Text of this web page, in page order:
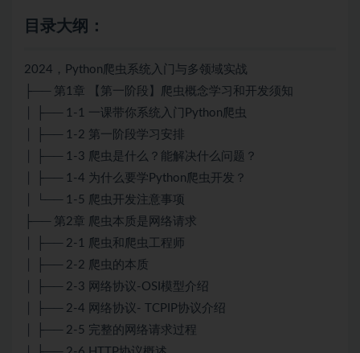
目录大纲：
2024，Python爬虫系统入门与多领域实战
├── 第1章 【第一阶段】爬虫概念学习和开发须知
│ ├── 1-1 一课带你系统入门Python爬虫
│ ├── 1-2 第一阶段学习安排
│ ├── 1-3 爬虫是什么？能解决什么问题？
│ ├── 1-4 为什么要学Python爬虫开发？
│ └── 1-5 爬虫开发注意事项
├── 第2章 爬虫本质是网络请求
│ ├── 2-1 爬虫和爬虫工程师
│ ├── 2-2 爬虫的本质
│ ├── 2-3 网络协议-OSI模型介绍
│ ├── 2-4 网络协议- TCPIP协议介绍
│ ├── 2-5 完整的网络请求过程